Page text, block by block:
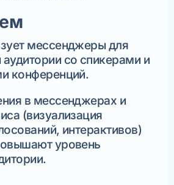
мессенджеры для
со спикерами и
конференций.
в мессенджерах и
(визуализация
интерактивов)
уровень